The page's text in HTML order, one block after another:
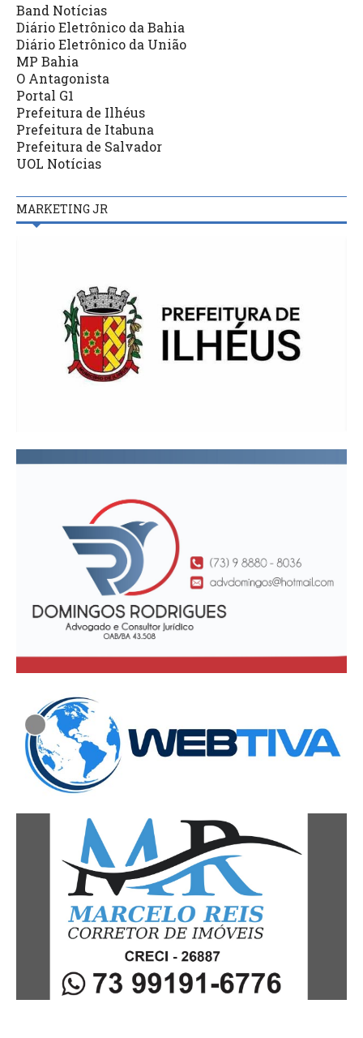
Band Notícias
Diário Eletrônico da Bahia
Diário Eletrônico da União
MP Bahia
O Antagonista
Portal G1
Prefeitura de Ilhéus
Prefeitura de Itabuna
Prefeitura de Salvador
UOL Notícias
MARKETING JR